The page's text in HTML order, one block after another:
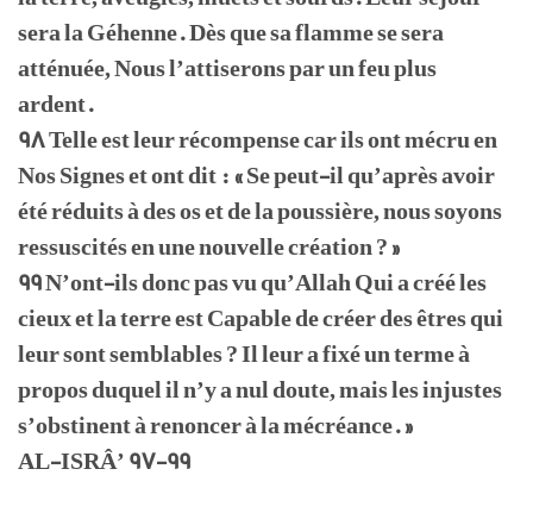
sera la Géhenne. Dès que sa flamme se sera
atténuée, Nous l’attiserons par un feu plus
ardent.
98 Telle est leur récompense car ils ont mécru en
Nos Signes et ont dit : « Se peut-il qu’après avoir
été réduits à des os et de la poussière, nous soyons
ressuscités en une nouvelle création ? »
99 N’ont-ils donc pas vu qu’Allah Qui a créé les
cieux et la terre est Capable de créer des êtres qui
leur sont semblables ? Il leur a fixé un terme à
propos duquel il n’y a nul doute, mais les injustes
s’obstinent à renoncer à la mécréance. »
AL-ISRÂ’ 97-99